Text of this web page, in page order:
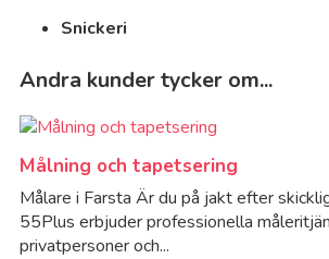
Snickeri
Andra kunder tycker om...
Målning och tapetsering
Målare i Farsta Är du på jakt efter
55Plus erbjuder professionella
privatpersoner och...